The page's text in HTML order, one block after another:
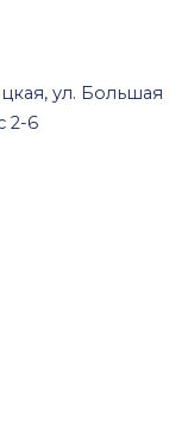
ул. Большая
2-6